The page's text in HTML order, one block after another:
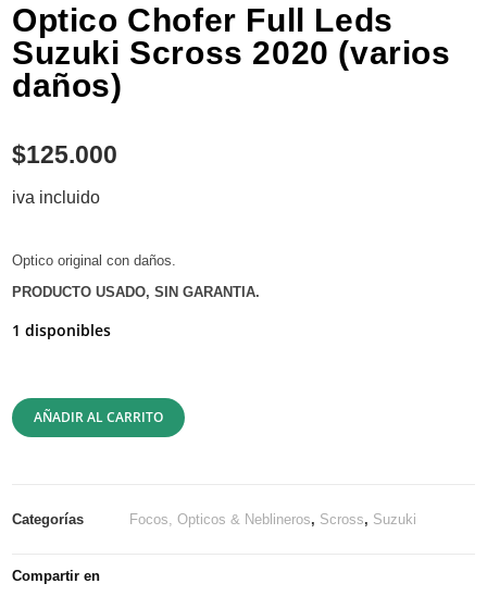
Optico Chofer Full Leds
Suzuki Scross 2020 (varios
daños)
$125.000
iva incluido
Optico original con daños.
PRODUCTO USADO, SIN GARANTIA.
1 disponibles
AÑADIR AL CARRITO
Categorías Focos, Opticos & Neblineros, Scross, Suzuki
Compartir en